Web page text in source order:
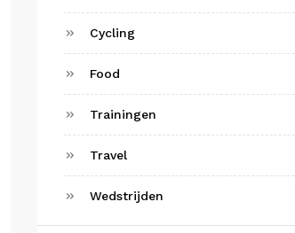
Cycling
Food
Trainingen
Travel
Wedstrijden